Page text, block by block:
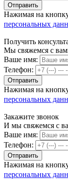
Нажимая на
персональных
Получить
Мы свяжемся с
Ваше имя:
Телефон:
Нажимая на
персональных
Закажите звонок
И мы свяжемся с
Ваше имя:
Телефон:
Нажимая на
персональных